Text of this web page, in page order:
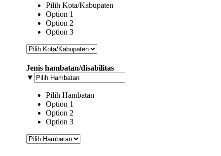
Pilih Kota/Kabupaten
Option 1
Option 2
Option 3
Jenis hambatan/disabilitas
▼
Pilih Hambatan
Option 1
Option 2
Option 3